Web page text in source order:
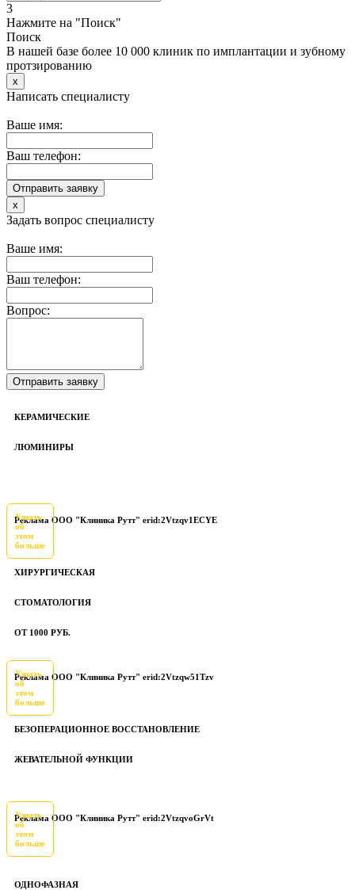
3
Нажмите на "Поиск"
Поиск
В нашей базе более 10 000 клиник по имплантации и зубному
протзированию
x
Написать специалисту
Ваше имя:
Ваш телефон:
x
Задать вопрос специалисту
Ваше имя:
Ваш телефон:
Вопрос:
КЕРАМИЧЕСКИЕ
ЛЮМИНИРЫ
Реклама ООО "Клиника Рутт" erid:2Vtzqv1ECYE
Узнать
об
этом
больше
ХИРУРГИЧЕСКАЯ
СТОМАТОЛОГИЯ
ОТ 1000 РУБ.
Реклама ООО "Клиника Рутт" erid:2Vtzqw51Tzv
Узнать
об
этом
больше
БЕЗОПЕРАЦИОННОЕ ВОССТАНОВЛЕНИЕ
ЖЕВАТЕЛЬНОЙ ФУНКЦИИ
Реклама ООО "Клиника Рутт" erid:2VtzqvoGrVt
Узнать
об
этом
больше
ОДНОФАЗНАЯ